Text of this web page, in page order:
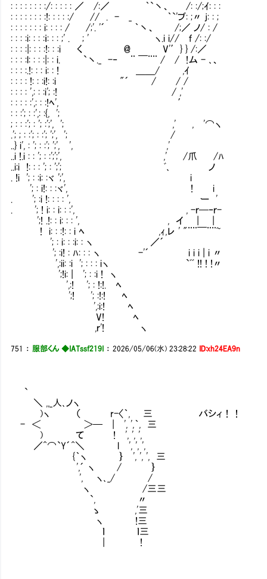
: : : : : : : :/: : : : : ／ /:／ ｀`丶、 /: :/;ｲ: : :
: : : : : : : :!: : : : :/ // . - _ ｀`'ブ: ;〃 j: : ;
: : : : : : : i: : : : / /;'. '´ ｀丶、 /;／ ノ/ : /
: : : :i: : : :ｉ: : : ;' . ; ' ヽ.i i// ｆ /: :/
: : : :|: : : :!: : :i く @ V'′} } /:／
: : : :l: : : :|: : i. `丶._ -‐ ¨ ￣¨¨ / / !ム - ､、
: : : :.!: : : i: : ! ＿＿/ ,ｲ
: : : : !: : :i!: :i "´ / / /
: : : : ',: : :i'; :! / ,'
: : : : :',: : :!ﾍ', ′
: : :'; : :',: :{, ';
; : : :'; : '; :';', '; ,' , '⌒ヽ
.'; ; : :'; : :'; ';', '; /
..} i', : '; : :'; ';', ', ,'
..i !.i : : '; : :';';', ,' /爪 /ﾊ
..i:i !: : : '; : ';'; ﾞ､ ノ
. !i '; : :i: :ヾ ';', i
'; : i!: : :ヾ', ! i な
. '; :i !: : : : ', ー '
. '; ! i: : i: : :', , -ｒ─‐ｒ- テ
';! .!: : i: : : ', , イ | |
! i: : :!: : i ﾍ ,ｨ,レ ' "¨¨￣¨¨~
'; : i: : :i: : ヽ ／´
'; :i! : ﾊ: : : ヽ -'´ i i i | i 〃
',:ii: :i '; : : : iヽ `ﾞﾞ !! ! !〃
';!i: | '; : :i ! ヽ
',:! '; : !:!. ﾍ
';! '; :!:! ﾍ
',:i:! ﾍ
V! ﾍ
,ｒ'! ヽ
751 ： 服部くん ◆IATssf219I ：2026/05/06(水) 23:28:22 ID:xh24EA9n
`
＼ ,,_人､ノヽ
)ヽ （ r-〈｀, 三 バシィ！！
- ＜ ＞─ | ', ',｀, 三
) て ! ', ', ',
／^⌒`Y´^＼ l ', ', ',
{｀ヽ ｝ ', ', ', 三
',´ ヽ / ｝
', ヽ､_/ /
ヽ /三三
`, 〃
ゝ ,'三
ヽ !三
ｌ ｌ三
| !